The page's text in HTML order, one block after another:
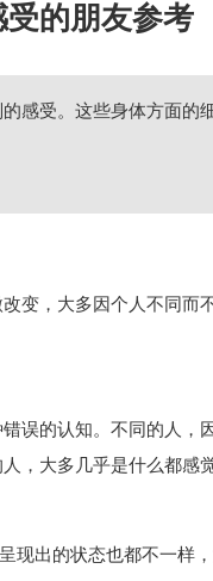
的朋友参考
感受。这些身体方面的
变，大多因个人不同而
误的认知。不同的人，
，大多几乎是什么都感
现出的状态也都不一样